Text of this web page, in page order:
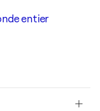
entier